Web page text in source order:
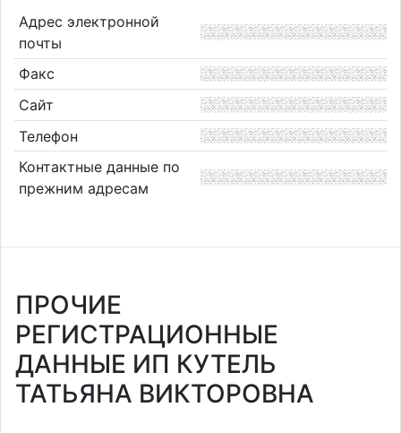
Адрес электронной
почты
Факс
Сайт
Телефон
Контактные данные по
прежним адресам
ПРОЧИЕ
РЕГИСТРАЦИОННЫЕ
ДАННЫЕ ИП КУТЕЛЬ
ТАТЬЯНА ВИКТОРОВНА